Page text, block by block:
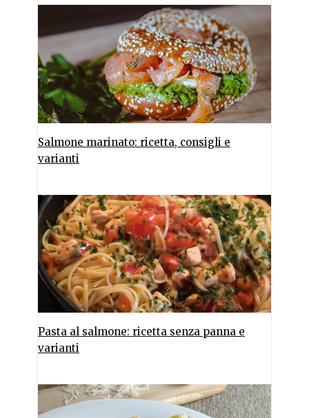
Salmone marinato: ricetta, consigli e
varianti
Pasta al salmone: ricetta senza panna e
varianti